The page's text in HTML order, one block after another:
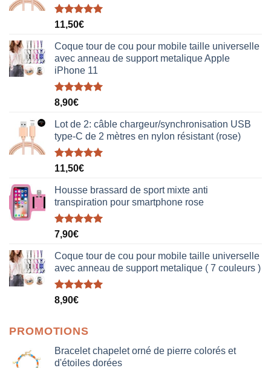
Note5.00
11,50€
Coque tour de cou pour mobile taille universelle
avec anneau de support metalique Apple
iPhone 11
Note5.00
8,90€
Lot de 2: câble chargeur/synchronisation USB
type-C de 2 mètres en nylon résistant (rose)
Note5.00
11,50€
Housse brassard de sport mixte anti
transpiration pour smartphone rose
Note5.00
7,90€
Coque tour de cou pour mobile taille universelle
avec anneau de support metalique ( 7 couleurs )
Note5.00
8,90€
PROMOTIONS
Bracelet chapelet orné de pierre colorés et
d'étoiles dorées